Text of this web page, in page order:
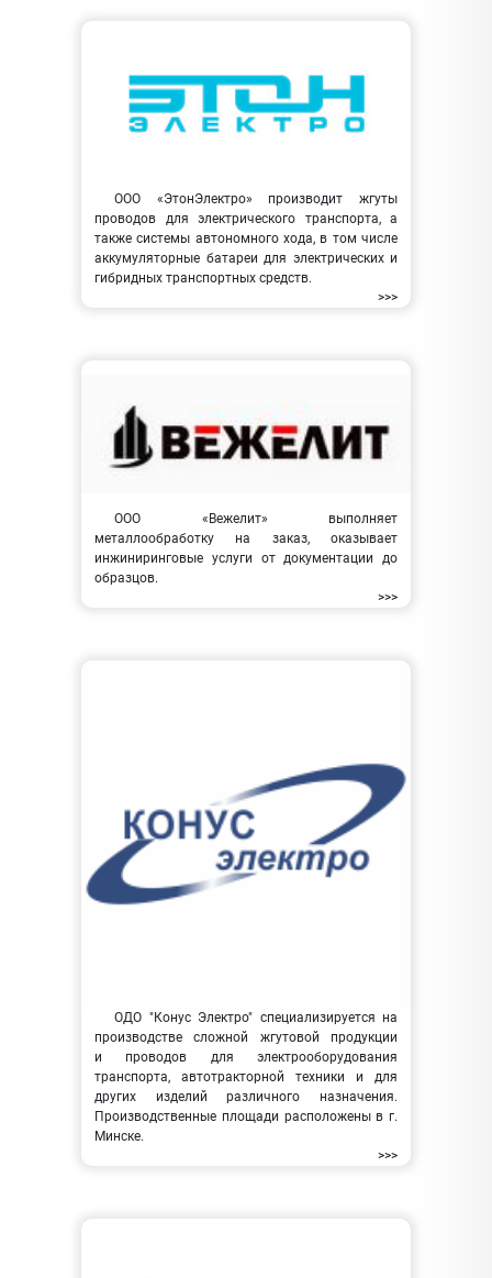
ООО «ЭтонЭлектро» производит жгуты
проводов для электрического транспорта, а
также системы автономного хода, в том числе
аккумуляторные батареи для электрических и
гибридных транспортных средств.
>>>
ООО «Вежелит» выполняет
металлообработку на заказ, оказывает
инжиниринговые услуги от документации до
образцов.
>>>
ОДО "Конус Электро" специализируется на
производстве сложной жгутовой продукции
и проводов для электрооборудования
транспорта, автотракторной техники и для
других изделий различного назначения.
Производственные площади расположены в г.
Минске.
>>>